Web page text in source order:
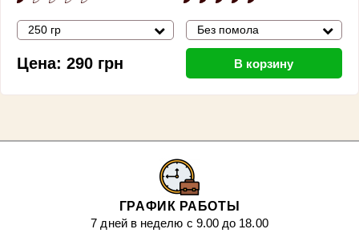
250 гр Без помола
Цена: 290 грн В корзину
ГРАФИК РАБОТЫ
7 дней в неделю с 9.00 до 18.00